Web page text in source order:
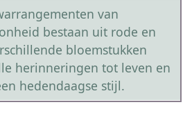
van
bestaan uit rode en
bloemstukken
herinneringen tot leven en
hedendaagse stijl.